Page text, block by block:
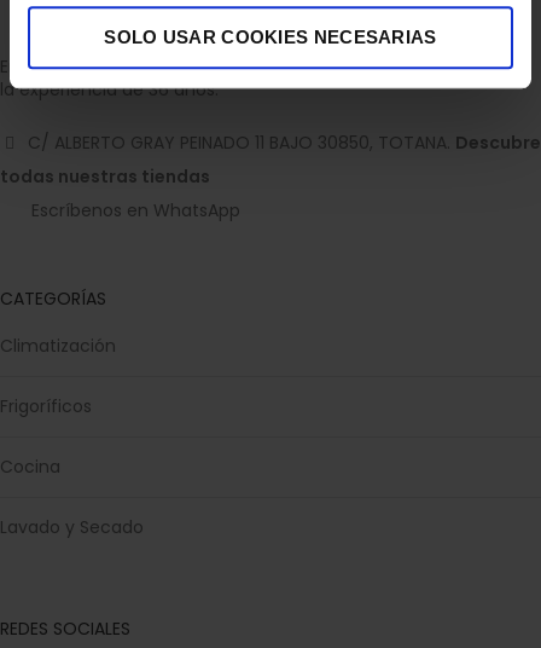
SOLO USAR COOKIES NECESARIAS
Empresa dedicada a la venta de accesorios para el hogar con
la experiencia de 36 años.
C/ ALBERTO GRAY PEINADO 11 BAJO 30850, TOTANA. Descubre
todas nuestras tiendas
Escríbenos en WhatsApp
CATEGORÍAS
Climatización
Frigoríficos
Cocina
Lavado y Secado
REDES SOCIALES